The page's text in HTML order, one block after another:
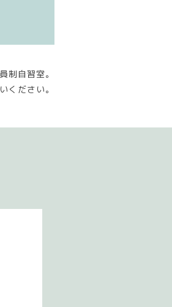
制自習室。
ください。